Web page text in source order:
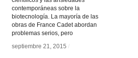
contemporáneas sobre la
biotecnología. La mayoría de las
obras de France Cadet abordan
problemas serios, pero
septiembre 21, 2015 /
septiembre 21, 2015 /